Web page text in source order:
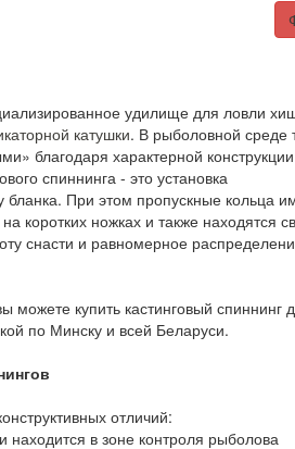
удилище для ловли
катушки. В рыболовной среде
благодаря характерной конструкции
спиннинга - это установка
бланка. При этом пропускные кольца
коротких ножках и также находятся
снасти и равномерное
можете купить кастинговый спиннинг
по Минску и всей Беларуси.
отличий:
находится в зоне контроля рыболова